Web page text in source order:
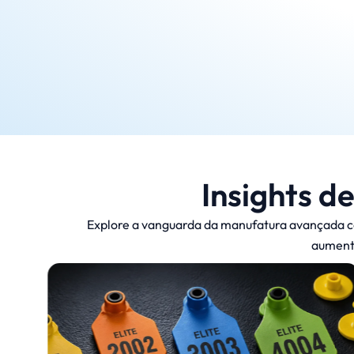
Insights
Explore a vanguarda da manufatura avançada